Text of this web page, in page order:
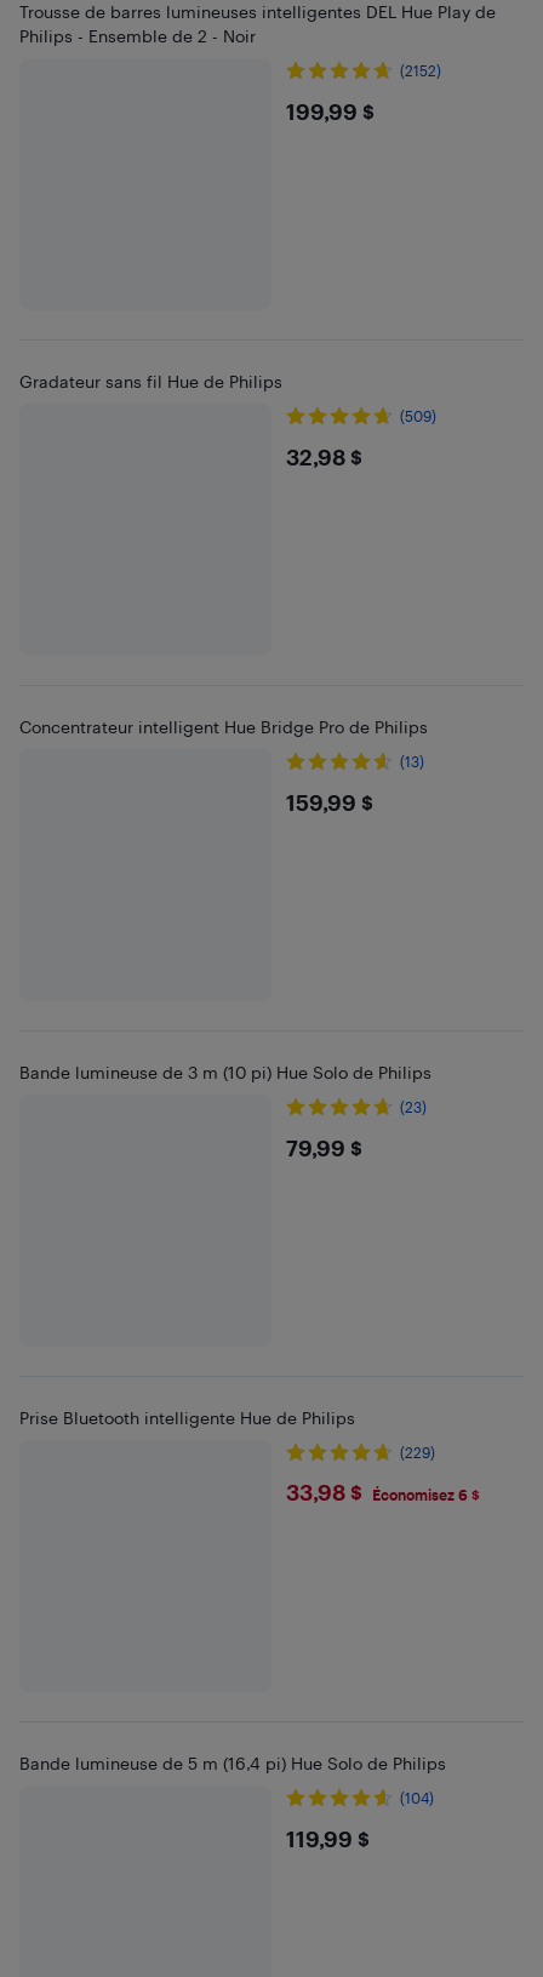
Trousse de barres lumineuses intelligentes DEL Hue Play de
Philips - Ensemble de 2 - Noir
(2152)
$199.99
199,99 $
Gradateur sans fil Hue de Philips
(509)
$32.98
32,98 $
Concentrateur intelligent Hue Bridge Pro de Philips
(13)
$159.99
159,99 $
Bande lumineuse de 3 m (10 pi) Hue Solo de Philips
(23)
$79.99
79,99 $
Prise Bluetooth intelligente Hue de Philips
(229)
$33.98
33,98 $ Économisez 6 $
Bande lumineuse de 5 m (16,4 pi) Hue Solo de Philips
(104)
$119.99
119,99 $